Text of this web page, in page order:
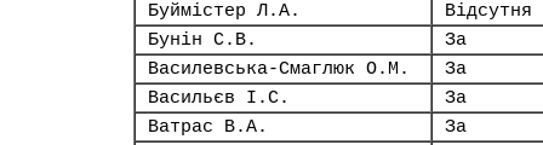
Буймістер Л.А.
Відсутня
Бунін С.В.
За
Василевська-Смаглюк О.М.
За
Васильєв І.С.
За
Ватрас В.А.
За